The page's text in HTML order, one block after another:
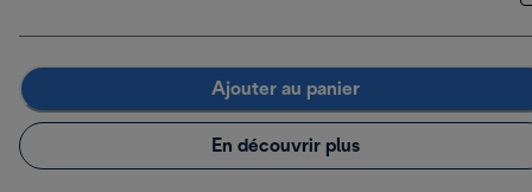
Ajouter au panier
En découvrir plus